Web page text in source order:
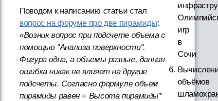
Поводом к написанию статьи стал
вопрос на форуме про две пирамиды:
«Возник вопрос при подсчете объема с
помощью "Анализа поверхности".
Фигура одна, а объемы разные, данная
ошибка никак не влияет на другие
подсчеты. Согласно формуле объем
пирамиды равен = Высота пирамиды*
игр
в
Сочи
объёмов